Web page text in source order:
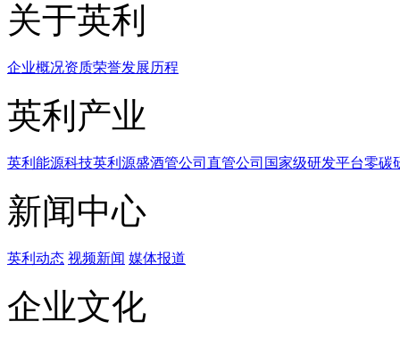
关于英利
企业概况资质荣誉发展历程
英利产业
英利能源科技英利源盛酒管公司 直管公司 国家级研发平台零碳
新闻中心
英利动态 视频新闻 媒体报道
企业文化